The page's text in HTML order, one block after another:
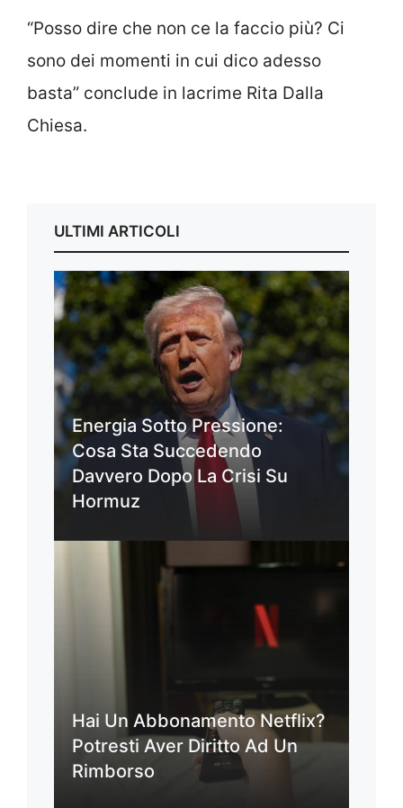
“Posso dire che non ce la faccio più? Ci
sono dei momenti in cui dico adesso
basta” conclude in lacrime Rita Dalla
Chiesa.
ULTIMI ARTICOLI
Energia Sotto Pressione:
Cosa Sta Succedendo
Davvero Dopo La Crisi Su
Hormuz
Hai Un Abbonamento Netflix?
Potresti Aver Diritto Ad Un
Rimborso